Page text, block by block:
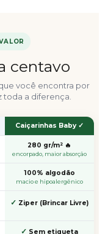
centavo
você encontra por
toda a diferença.
Caiçarinhas Baby ✓
280 gr/m² 🔥
encorpado, maior absorção
100% algodão
macio e hipoalergênico
✓ Ziper (Brincar Livre)
✓ Sem etiqueta